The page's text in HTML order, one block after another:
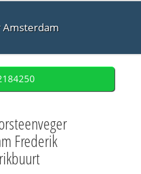
Amsterdam
Frederik